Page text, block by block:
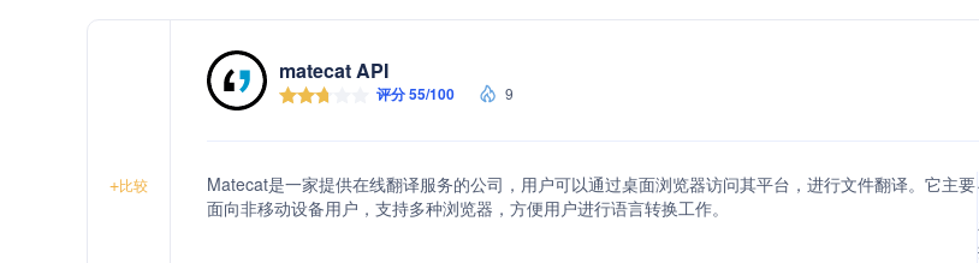
+比较
matecat API
评分 55/100 9
Matecat是一家提供在线翻译服务的公司，用户可以通过桌面浏览器访问其平台，进行文件翻译。它主要
面向非移动设备用户，支持多种浏览器，方便用户进行语言转换工作。